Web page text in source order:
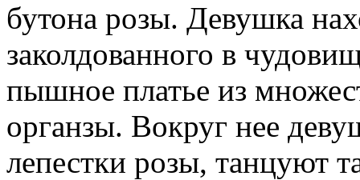
бутона розы. Девушка
заколдованного в
пышное платье из
органзы. Вокруг нее
лепестки розы, танцуют